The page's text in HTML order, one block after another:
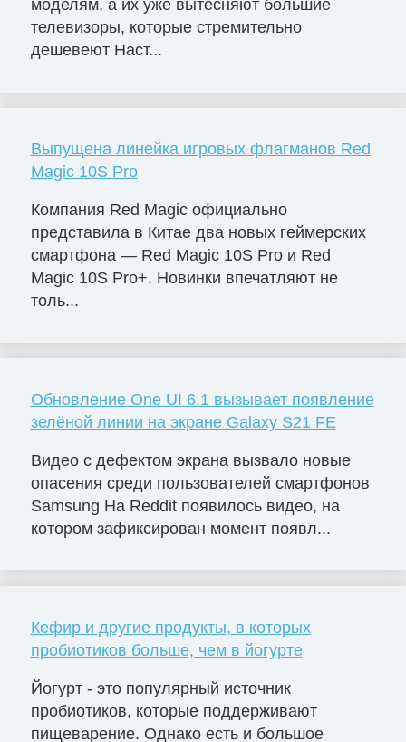
моделям, а их уже вытесняют большие
телевизоры, которые стремительно
дешевеют Наст...
Выпущена линейка игровых флагманов Red
Magic 10S Pro
Компания Red Magic официально
представила в Китае два новых геймерских
смартфона — Red Magic 10S Pro и Red
Magic 10S Pro+. Новинки впечатляют не
толь...
Обновление One UI 6.1 вызывает появление
зелёной линии на экране Galaxy S21 FE
Видео с дефектом экрана вызвало новые
опасения среди пользователей смартфонов
Samsung На Reddit появилось видео, на
котором зафиксирован момент появл...
Кефир и другие продукты, в которых
пробиотиков больше, чем в йогурте
Йогурт - это популярный источник
пробиотиков, которые поддерживают
пищеварение. Однако есть и большое